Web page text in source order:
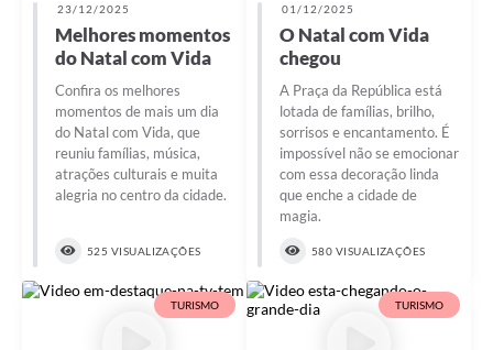
Notícias
Obras
Galeria de Vídeos
23/12/2025
Melhores momentos
do Natal com Vida
Confira os melhores
momentos de mais um dia
do Natal com Vida, que
reuniu famílias, música,
atrações culturais e muita
alegria no centro da cidade.
525 VISUALIZAÇÕES
01/12/2025
O Natal com Vida
chegou
A Praça da República está
lotada de famílias, brilho,
sorrisos e encantamento. É
impossível não se emocionar
com essa decoração linda
que enche a cidade de
magia.
580 VISUALIZAÇÕES
TURISMO TURISMO